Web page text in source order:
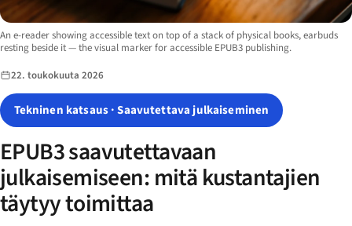
Image description:
An e-reader showing accessible text on top of a stack of physical books, earbuds
resting beside it — the visual marker for accessible EPUB3 publishing.
22. toukokuuta 2026
Tekninen katsaus · Saavutettava julkaiseminen
EPUB3 saavutettavaan
julkaisemiseen: mitä kustantajien
täytyy toimittaa